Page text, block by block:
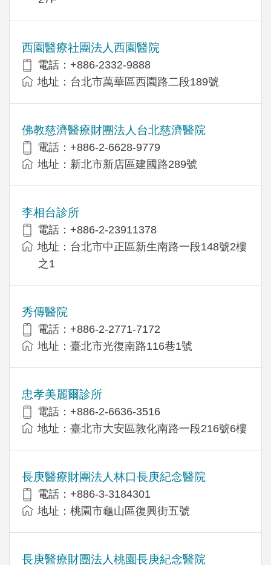
西園醫療社團法人西園醫院
電話：+886-2332-9888
地址：台北市萬華區西園路二段189號
佛教慈濟醫療財團法人台北慈濟醫院
電話：+886-2-6628-9779
地址：新北市新店區建國路289號
李相台診所
電話：+886-2-23911378
地址：台北市中正區新生南路一段148號2樓
之1
秀傳醫院
電話：+886-2-2771-7172
地址：臺北市光復南路116巷1號
忠孝美麗爾診所
電話：+886-2-6636-3516
地址：臺北市大安區敦化南路一段216號6樓
長庚醫療財團法人林口長庚紀念醫院
電話：+886-3-3184301
地址：桃園市龜山區復興街五號
長庚醫療財團法人桃園長庚紀念醫院